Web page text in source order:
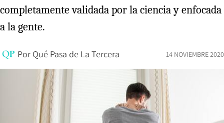
completamente validada por la ciencia y enfocada
a la gente.
Por Qué Pasa de La Tercera 14 NOVIEMBRE 2020